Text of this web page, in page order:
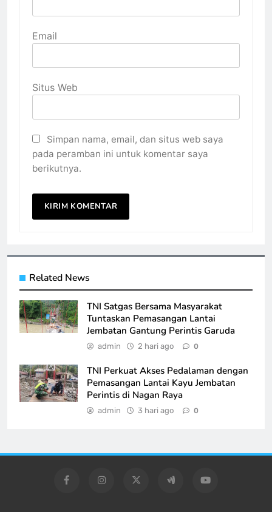
Email
Situs Web
Simpan nama, email, dan situs web saya
pada peramban ini untuk komentar saya
berikutnya.
Related News
TNI Satgas Bersama Masyarakat
Tuntaskan Pemasangan Lantai
Jembatan Gantung Perintis Garuda
admin 2 hari ago 0
TNI Perkuat Akses Pedalaman dengan
Pemasangan Lantai Kayu Jembatan
Perintis di Nagan Raya
admin 3 hari ago 0